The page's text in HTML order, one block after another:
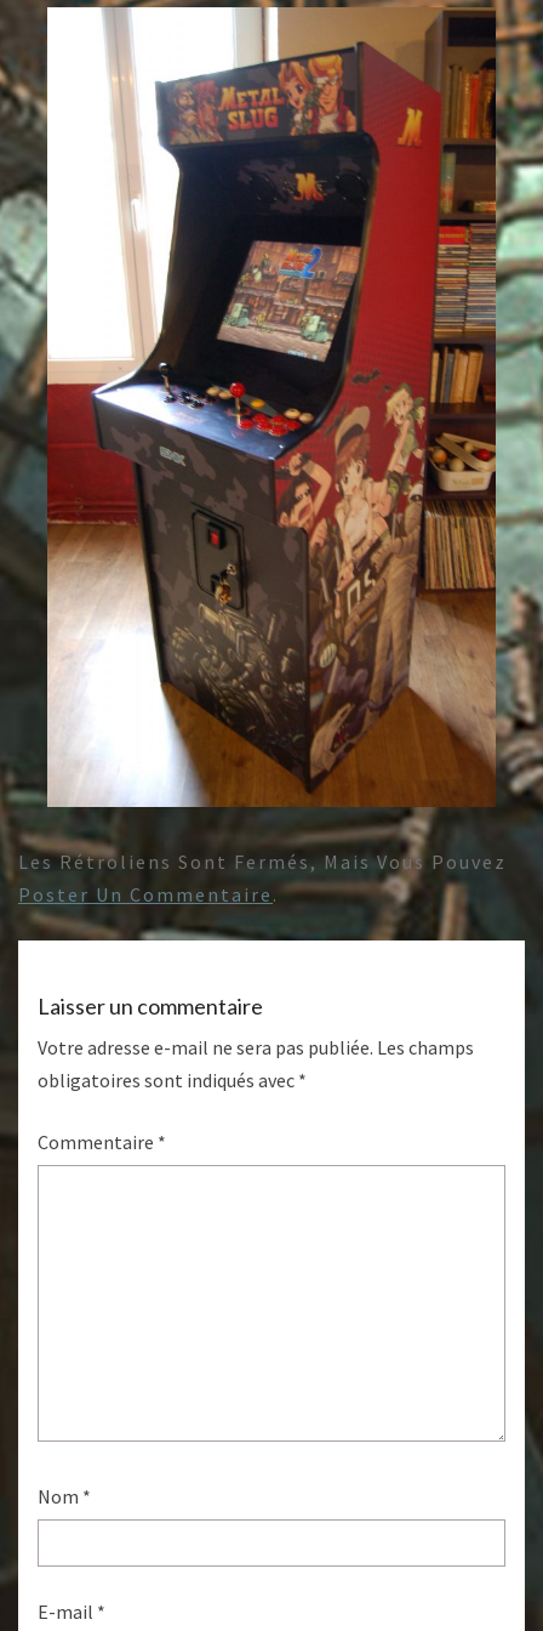
Les Rétroliens Sont Fermés, Mais Vous Pouvez
Poster Un Commentaire .
Laisser un commentaire
Votre adresse e-mail ne sera pas publiée. Les champs
obligatoires sont indiqués avec *
Commentaire *
Nom *
E-mail *